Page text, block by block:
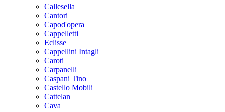
Callesella
Cantori
Capod'opera
Cappelletti
Eclisse
Cappellini Intagli
Caroti
Carpanelli
Caspani Tino
Castello Mobili
Cattelan
Cava